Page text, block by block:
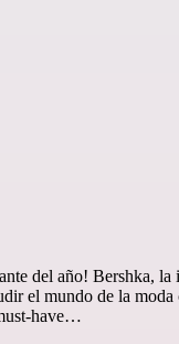
del año! Bershka,
el mundo de la
have…